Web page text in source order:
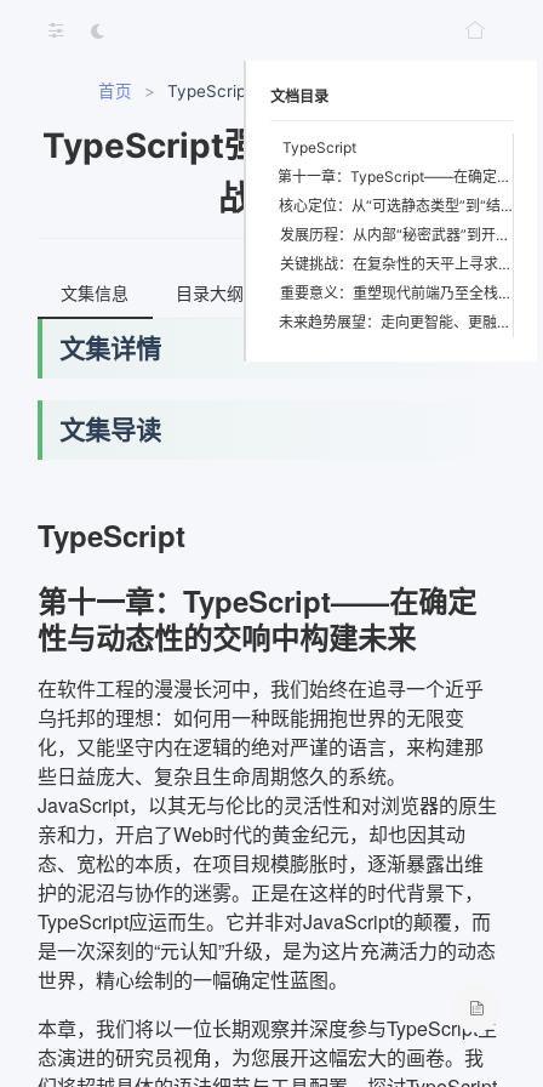
首页 > TypeScript强类型编程语言实战教程
TypeScript强类型编程语言实
战教程
文集信息 目录大纲 最新文档 知识宇宙
文集详情
文集导读
TypeScript
第十一章：TypeScript——在确定
性与动态性的交响中构建未来
在软件工程的漫漫长河中，我们始终在追寻一个近乎
乌托邦的理想：如何用一种既能拥抱世界的无限变
化，又能坚守内在逻辑的绝对严谨的语言，来构建那
些日益庞大、复杂且生命周期悠久的系统。
JavaScript，以其无与伦比的灵活性和对浏览器的原生
亲和力，开启了Web时代的黄金纪元，却也因其动
态、宽松的本质，在项目规模膨胀时，逐渐暴露出维
护的泥沼与协作的迷雾。正是在这样的时代背景下，
TypeScript应运而生。它并非对JavaScript的颠覆，而
是一次深刻的“元认知”升级，是为这片充满活力的动态
世界，精心绘制的一幅确定性蓝图。
本章，我们将以一位长期观察并深度参与TypeScript生
态演进的研究员视角，为您展开这幅宏大的画卷。我
文档目录
TypeScript
第十一章：TypeScript——在确定性与动态性的交响中构建未来
核心定位：从“可选静态类型”到“结构化编程思想”的跃迁
发展历程：从内部“秘密武器”到开源“行业标准”
关键挑战：在复杂性的天平上寻求精妙平衡
重要意义：重塑现代前端乃至全栈开发的范式
未来趋势展望：走向更智能、更融合、更抽象的明天